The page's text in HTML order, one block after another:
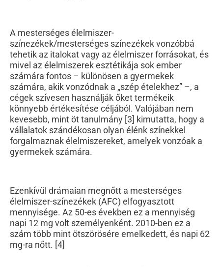
A mesterséges élelmiszer-
színezékek/mesterséges színezékek vonzóbbá
tehetik az italokat vagy az élelmiszer forrásokat, és
mivel az élelmiszerek esztétikája sok ember
számára fontos – különösen a gyermekek
számára, akik vonzódnak a „szép ételekhez” –, a
cégek szívesen használják őket termékeik
könnyebb értékesítése céljából. Valójában nem
kevesebb, mint öt tanulmány [3] kimutatta, hogy a
vállalatok szándékosan olyan élénk színekkel
forgalmaznak élelmiszereket, amelyek vonzóak a
gyermekek számára.
Ezenkívül drámaian megnőtt a mesterséges
élelmiszer-színezékek (AFC) elfogyasztott
mennyisége. Az 50-es években ez a mennyiség
napi 12 mg volt személyenként. 2010-ben ez a
szám több mint ötszörösére emelkedett, és napi 62
mg-ra nőtt. [4]